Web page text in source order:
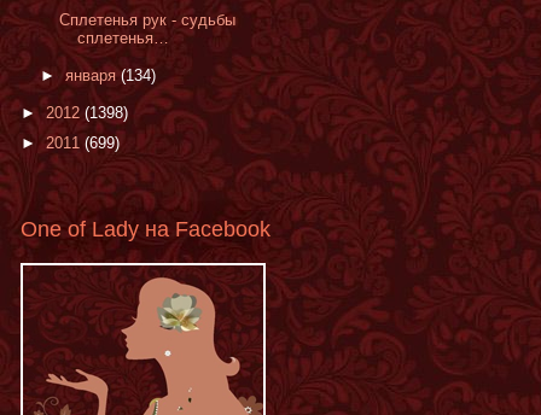
Сплетенья рук - cудьбы
сплетенья…
► января(134)
► 2012 (1398)
► 2011 (699)
One of Lady на Facebook